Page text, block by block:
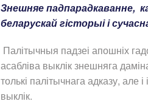
Знешняе падпарадкаванне,
беларускай гісторыі і
Палітычныя падзеі апошніх
асабліва выклік знешняга
толькі палітычнага адказу, але
выклік.